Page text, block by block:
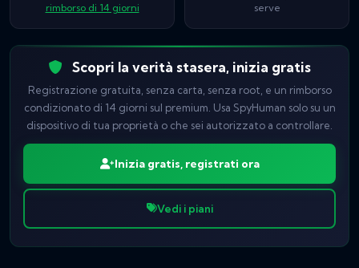
rimborso di 14 giorni
serve
Scopri la verità stasera, inizia gratis
Registrazione gratuita, senza carta, senza root, e un rimborso
condizionato di 14 giorni sul premium. Usa SpyHuman solo su un
dispositivo di tua proprietà o che sei autorizzato a controllare.
Inizia gratis, registrati ora
Vedi i piani